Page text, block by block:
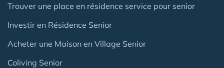
Trouver une place en résidence service pour senior
Investir en Résidence Senior
Acheter une Maison en Village Senior
Coliving Senior